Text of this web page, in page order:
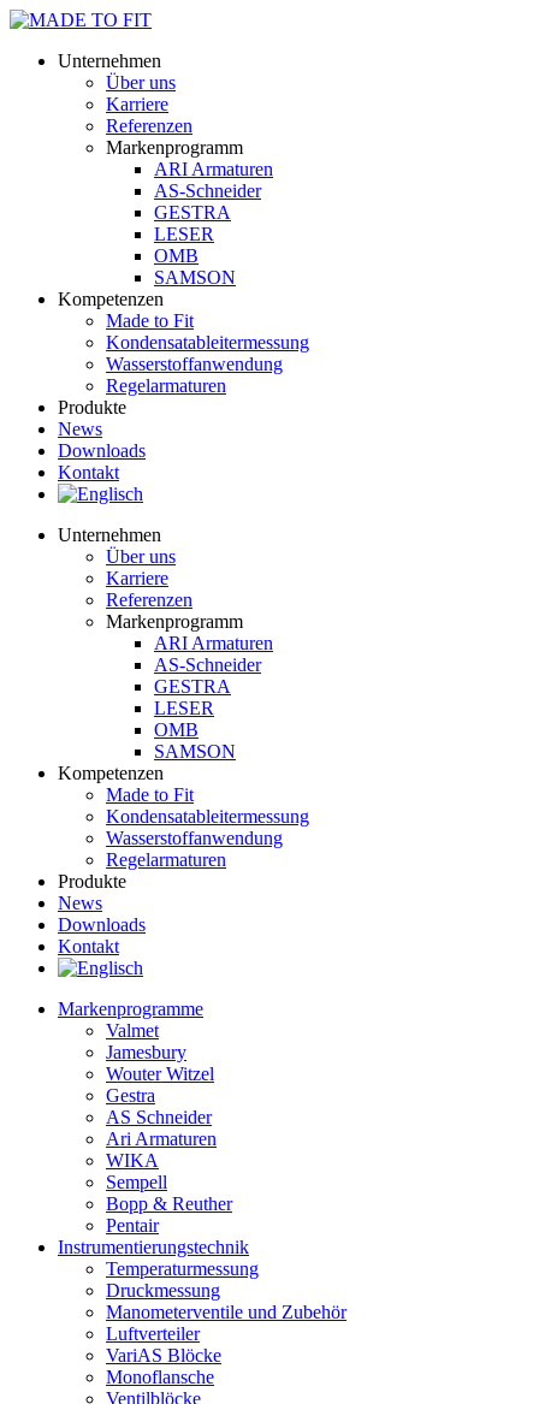
Unternehmen
Über uns
Karriere
Referenzen
Markenprogramm
ARI Armaturen
AS-Schneider
GESTRA
LESER
OMB
SAMSON
Kompetenzen
Made to Fit
Kondensat­ableiter­messung
Wasserstoff­anwendung
Regel­arma­turen
Produkte
News
Downloads
Kontakt
Unternehmen
Über uns
Karriere
Referenzen
Markenprogramm
ARI Armaturen
AS-Schneider
GESTRA
LESER
OMB
SAMSON
Kompetenzen
Made to Fit
Kondensat­ableiter­messung
Wasserstoff­anwendung
Regel­arma­turen
Produkte
News
Downloads
Kontakt
Markenprogramme
Valmet
Jamesbury
Wouter Witzel
Gestra
AS Schneider
Ari Armaturen
WIKA
Sempell
Bopp & Reuther
Pentair
Instrumentierungs­technik
Temperaturmessung
Druckmessung
Manometerventile und Zubehör
Luftverteiler
VariAS Blöcke
Monoflansche
Ventilblöcke